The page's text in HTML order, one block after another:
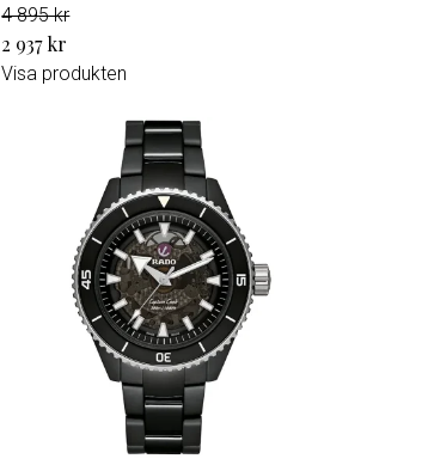
4 895 kr
2 937 kr
Visa produkten